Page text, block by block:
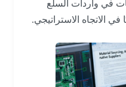
واردات السلع
الاستراتيجي.